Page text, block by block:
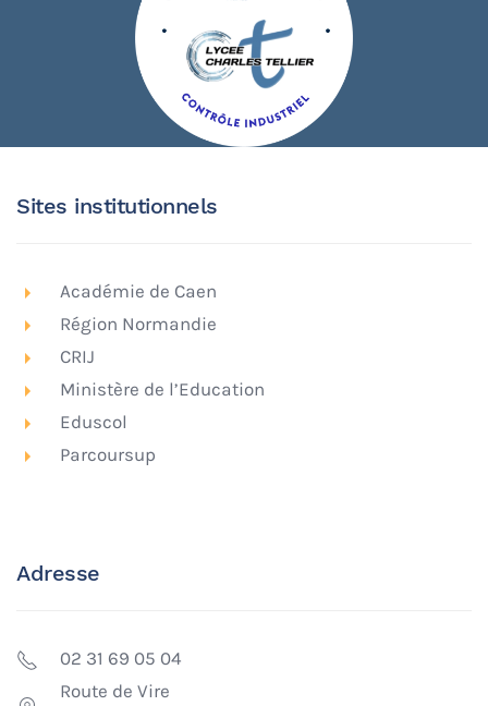
Sites institutionnels
Académie de Caen
Région Normandie
CRIJ
Ministère de l’Education
Eduscol
Parcoursup
Adresse
02 31 69 05 04
Route de Vire